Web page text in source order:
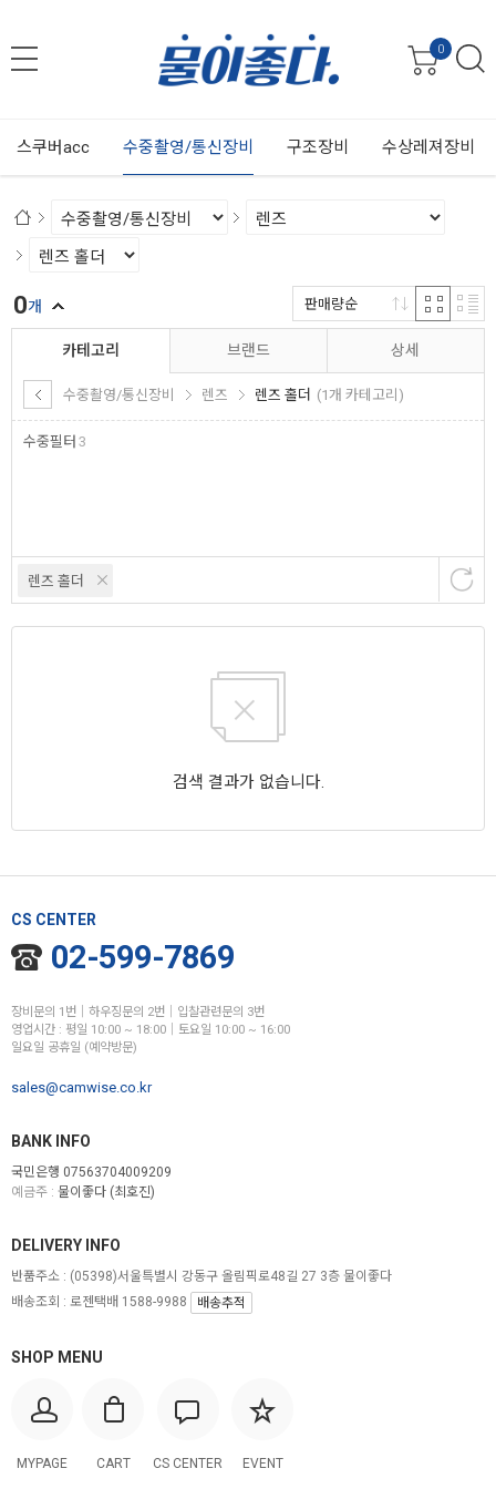
0
스쿠버acc 수중촬영/통신장비 구조장비 수상레져장비
카테고리
수중촬영/통신장비 렌즈 렌즈 홀더 (1개 카테고리)
수중필터 3
브랜드 상세
렌즈 홀더
0개 판매량순
검색 결과가 없습니다.
CS CENTER
02-599-7869
장비문의 1번│하우징문의 2번│입찰관련문의 3번
영업시간 : 평일 10:00 ~ 18:00│토요일 10:00 ~ 16:00
일요일 공휴일 (예약방문)
sales@camwise.co.kr
BANK INFO
국민은행 07563704009209
예금주 : 물이좋다 (최호진)
SHOP MENU
MYPAGE CART CS CENTER EVENT
DELIVERY INFO
반품주소 : (05398)서울특별시 강동구 올림픽로48길 27 3층 물이좋다
배송조회 : 로젠택배 1588-9988
배송추적